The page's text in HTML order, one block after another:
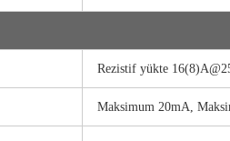
Rezistif yükte
Maksimum 20mA,